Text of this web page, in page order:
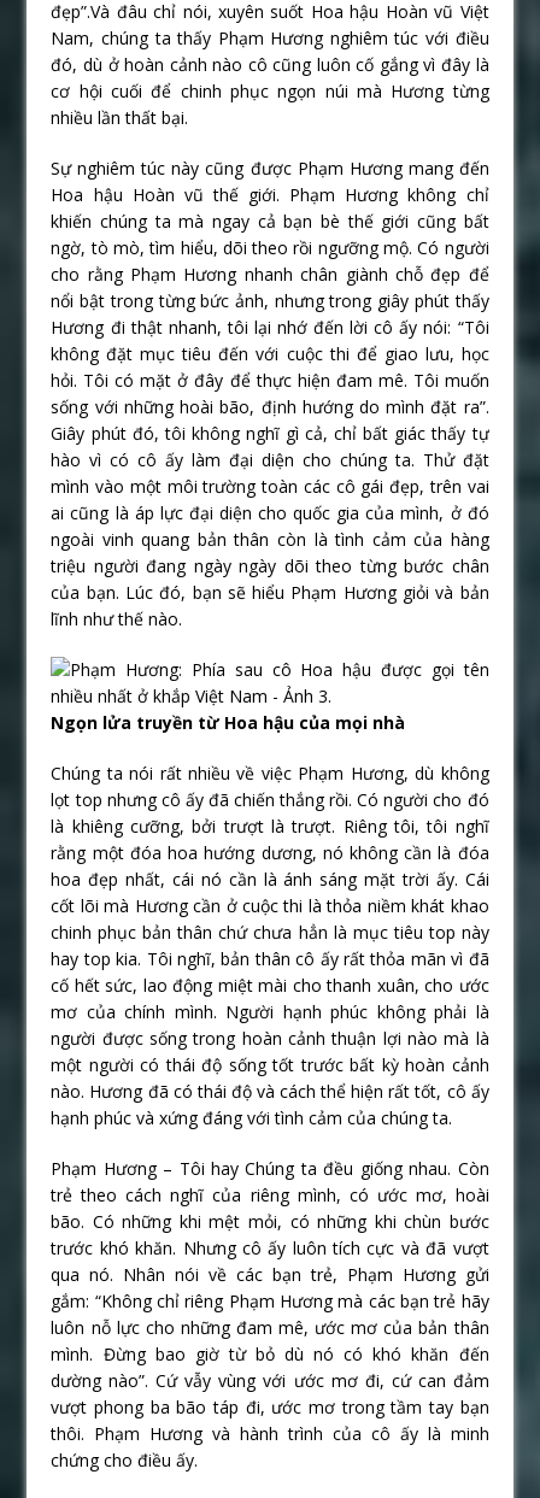
đẹp”.Và đâu chỉ nói, xuyên suốt Hoa hậu Hoàn vũ Việt
Nam, chúng ta thấy Phạm Hương nghiêm túc với điều
đó, dù ở hoàn cảnh nào cô cũng luôn cố gắng vì đây là
cơ hội cuối để chinh phục ngọn núi mà Hương từng
nhiều lần thất bại.
Sự nghiêm túc này cũng được Phạm Hương mang đến
Hoa hậu Hoàn vũ thế giới. Phạm Hương không chỉ
khiến chúng ta mà ngay cả bạn bè thế giới cũng bất
ngờ, tò mò, tìm hiểu, dõi theo rồi ngưỡng mộ. Có người
cho rằng Phạm Hương nhanh chân giành chỗ đẹp để
nổi bật trong từng bức ảnh, nhưng trong giây phút thấy
Hương đi thật nhanh, tôi lại nhớ đến lời cô ấy nói: “Tôi
không đặt mục tiêu đến với cuộc thi để giao lưu, học
hỏi. Tôi có mặt ở đây để thực hiện đam mê. Tôi muốn
sống với những hoài bão, định hướng do mình đặt ra”.
Giây phút đó, tôi không nghĩ gì cả, chỉ bất giác thấy tự
hào vì có cô ấy làm đại diện cho chúng ta. Thử đặt
mình vào một môi trường toàn các cô gái đẹp, trên vai
ai cũng là áp lực đại diện cho quốc gia của mình, ở đó
ngoài vinh quang bản thân còn là tình cảm của hàng
triệu người đang ngày ngày dõi theo từng bước chân
của bạn. Lúc đó, bạn sẽ hiểu Phạm Hương giỏi và bản
lĩnh như thế nào.
Ngọn lửa truyền từ Hoa hậu của mọi nhà
Chúng ta nói rất nhiều về việc Phạm Hương, dù không
lọt top nhưng cô ấy đã chiến thắng rồi. Có người cho đó
là khiêng cưỡng, bởi trượt là trượt. Riêng tôi, tôi nghĩ
rằng một đóa hoa hướng dương, nó không cần là đóa
hoa đẹp nhất, cái nó cần là ánh sáng mặt trời ấy. Cái
cốt lõi mà Hương cần ở cuộc thi là thỏa niềm khát khao
chinh phục bản thân chứ chưa hẳn là mục tiêu top này
hay top kia. Tôi nghĩ, bản thân cô ấy rất thỏa mãn vì đã
cố hết sức, lao động miệt mài cho thanh xuân, cho ước
mơ của chính mình. Người hạnh phúc không phải là
người được sống trong hoàn cảnh thuận lợi nào mà là
một người có thái độ sống tốt trước bất kỳ hoàn cảnh
nào. Hương đã có thái độ và cách thể hiện rất tốt, cô ấy
hạnh phúc và xứng đáng với tình cảm của chúng ta.
Phạm Hương – Tôi hay Chúng ta đều giống nhau. Còn
trẻ theo cách nghĩ của riêng mình, có ước mơ, hoài
bão. Có những khi mệt mỏi, có những khi chùn bước
trước khó khăn. Nhưng cô ấy luôn tích cực và đã vượt
qua nó. Nhân nói về các bạn trẻ, Phạm Hương gửi
gắm: “Không chỉ riêng Phạm Hương mà các bạn trẻ hãy
luôn nỗ lực cho những đam mê, ước mơ của bản thân
mình. Đừng bao giờ từ bỏ dù nó có khó khăn đến
dường nào”. Cứ vẫy vùng với ước mơ đi, cứ can đảm
vượt phong ba bão táp đi, ước mơ trong tầm tay bạn
thôi. Phạm Hương và hành trình của cô ấy là minh
chứng cho điều ấy.